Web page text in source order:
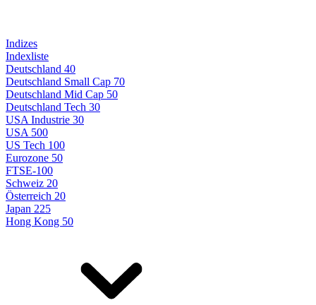
Indizes
Indexliste
Deutschland 40
Deutschland Small Cap 70
Deutschland Mid Cap 50
Deutschland Tech 30
USA Industrie 30
USA 500
US Tech 100
Eurozone 50
FTSE-100
Schweiz 20
Österreich 20
Japan 225
Hong Kong 50